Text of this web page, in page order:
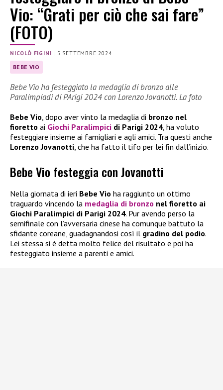
Vio: “Grati per ciò che sai fare”
(FOTO)
NICOLÒ FIGINI | 5 SETTEMBRE 2024
BEBE VIO
Bebe Vio ha festeggiato la medaglia di bronzo alle
Paralimpiadi di PArigi 2024 con Lorenzo Jovanotti. La foto
Bebe Vio , dopo aver vinto la medaglia di bronzo nel
fioretto ai Giochi Paralimpici di Parigi 2024, ha voluto
festeggiare insieme ai famigliari e agli amici. Tra questi anche
Lorenzo Jovanotti , che ha fatto il tifo per lei fin dall’inizio.
Bebe Vio festeggia con Jovanotti
Nella giornata di ieri Bebe Vio ha raggiunto un ottimo
traguardo vincendo la medaglia di bronzo nel fioretto ai
Giochi Paralimpici di Parigi 2024. Pur avendo perso la
semifinale con l’avversaria cinese ha comunque battuto la
sfidante coreane, guadagnandosi così il gradino del podio.
Lei stessa si è detta molto felice del risultato e poi ha
festeggiato insieme a parenti e amici.